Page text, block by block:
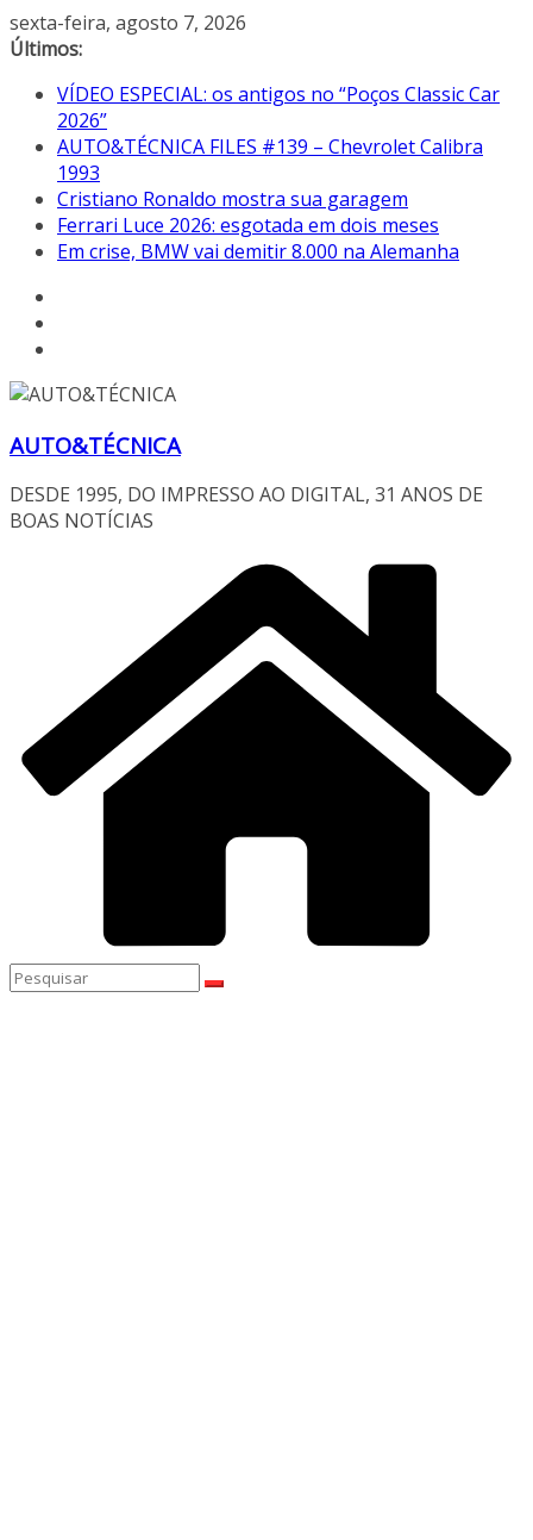
Pular
para
conteúdo
sexta-feira, agosto 7, 2026
Últimos:
VÍDEO ESPECIAL: os antigos no “Poços Classic Car
2026”
AUTO&TÉCNICA FILES #139 – Chevrolet Calibra
1993
Cristiano Ronaldo mostra sua garagem
Ferrari Luce 2026: esgotada em dois meses
Em crise, BMW vai demitir 8.000 na Alemanha
AUTO&TÉCNICA
DESDE 1995, DO IMPRESSO AO DIGITAL, 31 ANOS DE
BOAS NOTÍCIAS